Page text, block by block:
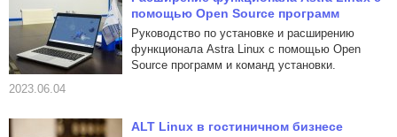
помощью Open Source программ
Руководство по установке и расширению
функционала Astra Linux с помощью Open
Source программ и команд установки.
2023.06.04
ALT Linux в гостиничном бизнесе